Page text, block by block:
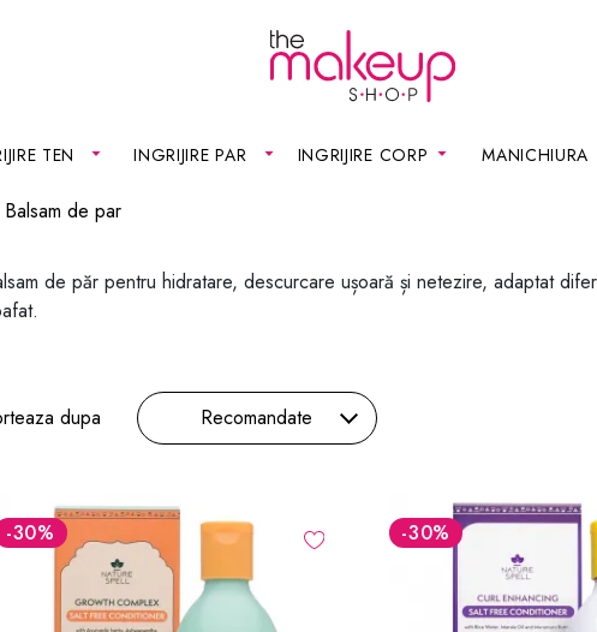
TEN INGRIJIRE PAR INGRIJIRE CORP MANICHIURA
Balsam de par
de păr pentru hidratare, descurcare ușoară și netezire, adaptat
dupa Recomandate
-30% -30%